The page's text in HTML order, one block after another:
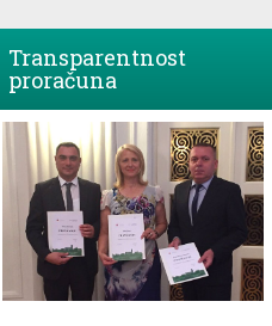
Transparentnost
proračuna